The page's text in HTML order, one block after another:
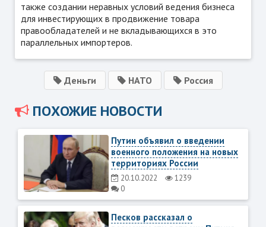
также создании неравных условий ведения бизнеса
для инвестирующих в продвижение товара
правообладателей и не вкладывающихся в это
параллельных импортеров.
Деньги НАТО Россия
ПОХОЖИЕ НОВОСТИ
Путин объявил о введении
военного положения на новых
территориях России
20.10.2022
1239
0
Песков рассказал о